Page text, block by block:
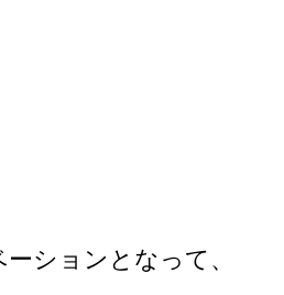
ションとなって、